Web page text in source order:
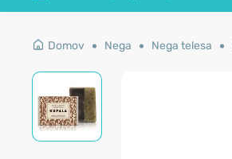
Domov Nega Nega telesa